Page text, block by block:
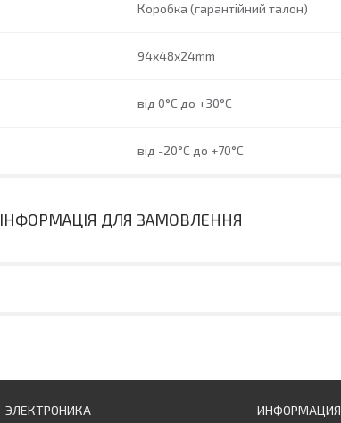
Коробка (гарантійний талон)
94x48x24mm
від 0°C до +30°C
від -20°C до +70°C
ІНФОРМАЦІЯ ДЛЯ ЗАМОВЛЕННЯ
ЭЛЕКТРОНИКА ИНФОРМАЦИЯ